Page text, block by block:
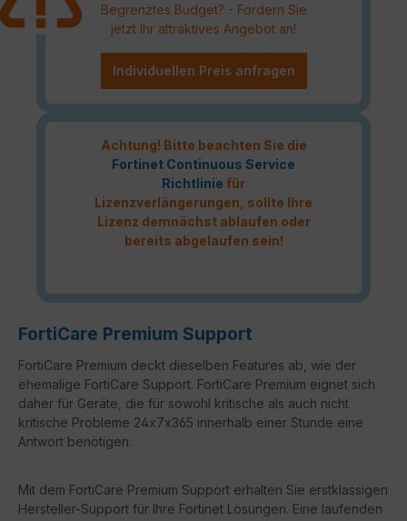
Begrenztes Budget? - Fordern Sie
jetzt Ihr attraktives Angebot an!
Individuellen Preis anfragen
Achtung! Bitte beachten Sie die
Fortinet Continuous Service
Richtlinie für
Lizenzverlängerungen, sollte Ihre
Lizenz demnächst ablaufen oder
bereits abgelaufen sein!
FortiCare Premium Support
FortiCare Premium deckt dieselben Features ab, wie der
ehemalige FortiCare Support. FortiCare Premium eignet sich
daher für Geräte, die für sowohl kritische als auch nicht
kritische Probleme 24x7x365 innerhalb einer Stunde eine
Antwort benötigen.
Mit dem FortiCare Premium Support erhalten Sie erstklassigen
Hersteller-Support für Ihre Fortinet Lösungen. Eine laufenden